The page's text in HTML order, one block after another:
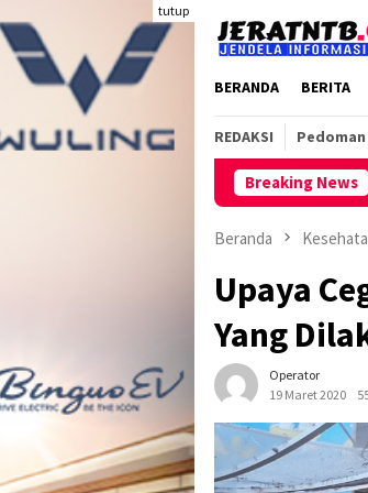
ke
konten
tutup
BERANDA BERITA
REDAKSI
Breaking News
Beranda
Upaya
Yang
Operator
19 Maret 2020